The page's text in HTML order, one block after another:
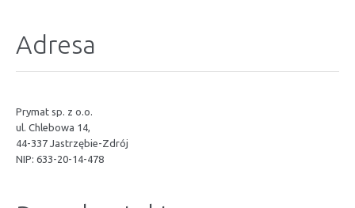
Adresa
Prymat sp. z o.o.
ul. Chlebowa 14,
44-337 Jastrzębie-Zdrój
NIP: 633-20-14-478